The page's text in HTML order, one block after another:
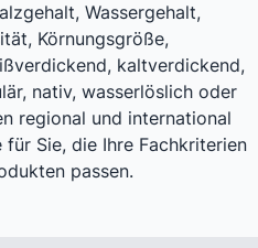
Wassergehalt,
Körnungsgröße,
kaltverdickend,
nativ, wasserlöslich oder
regional und international
Sie, die Ihre Fachkriterien
passen.